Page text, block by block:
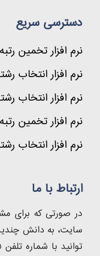
دسترسی سریع
نرم افزار تخمین
نرم افزار انتخاب
نرم افزار انتخاب
نرم افزار تخمین
نرم افزار انتخاب
ارتباط با ما
در صورتی که برای
سایت، به دانش